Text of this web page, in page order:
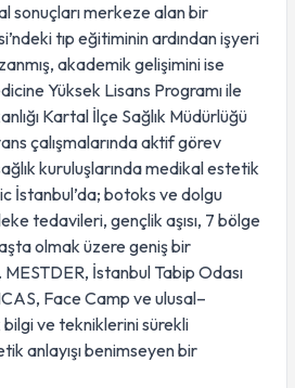
sonuçları merkeze alan bir
tıp eğitiminin ardından işyeri
akademik gelişimini ise
Yüksek Lisans Programı ile
Kartal İlçe Sağlık Müdürlüğü
çalışmalarında aktif görev
kuruluşlarında medikal estetik
İstanbul’da; botoks ve dolgu
tedavileri, gençlik aşısı, 7 bölge
olmak üzere geniş bir
İstanbul Tabip Odası
Face Camp ve ulusal–
ve tekniklerini sürekli
anlayışı benimseyen bir